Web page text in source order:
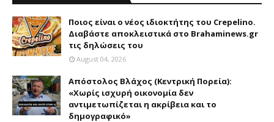
Ποιος είναι ο νέος ιδιοκτήτης του Crepelino.
Διαβάστε αποκλειστικά στο Brahaminews.gr
τις δηλώσεις του
August 04, 2026
Απόστολος Βλάχος (Κεντρική Πορεία):
«Χωρίς ισχυρή οικονομία δεν
αντιμετωπίζεται η ακρίβεια και το
δημογραφικό»